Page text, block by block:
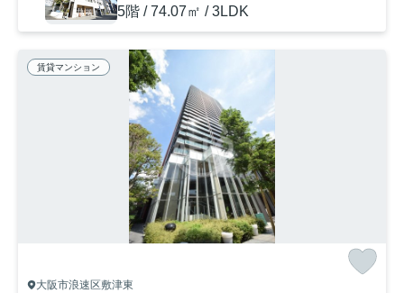
5階 / 74.07㎡ / 3LDK
賃貸マンション
大阪市浪速区敷津東